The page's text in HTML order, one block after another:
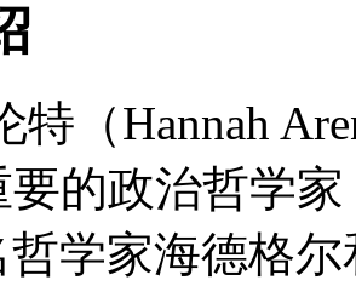
特（Hannah
要的政治哲学
哲学家海德格